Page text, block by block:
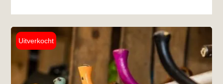
was:
€50,00.
is:
€12,50.